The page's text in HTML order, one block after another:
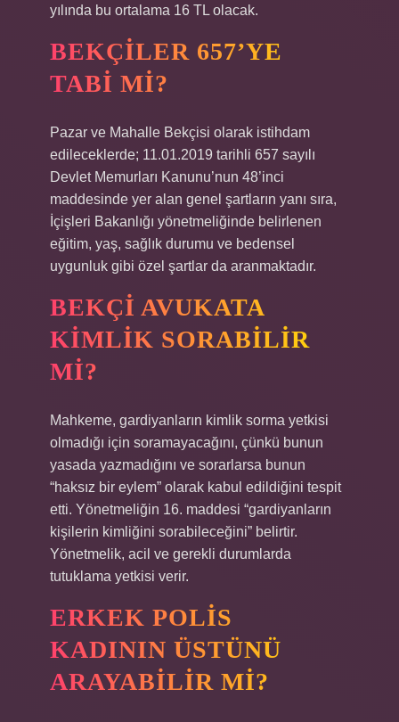
yılında bu ortalama 16 TL olacak.
BEKÇILER 657’YE
TABI MI?
Pazar ve Mahalle Bekçisi olarak istihdam
edileceklerde; 11.01.2019 tarihli 657 sayılı
Devlet Memurları Kanunu’nun 48’inci
maddesinde yer alan genel şartların yanı sıra,
İçişleri Bakanlığı yönetmeliğinde belirlenen
eğitim, yaş, sağlık durumu ve bedensel
uygunluk gibi özel şartlar da aranmaktadır.
BEKÇI AVUKATA
KIMLIK SORABILIR
MI?
Mahkeme, gardiyanların kimlik sorma yetkisi
olmadığı için soramayacağını, çünkü bunun
yasada yazmadığını ve sorarlarsa bunun
“haksız bir eylem” olarak kabul edildiğini tespit
etti. Yönetmeliğin 16. maddesi “gardiyanların
kişilerin kimliğini sorabileceğini” belirtir.
Yönetmelik, acil ve gerekli durumlarda
tutuklama yetkisi verir.
ERKEK POLIS
KADININ ÜSTÜNÜ
ARAYABILIR MI?